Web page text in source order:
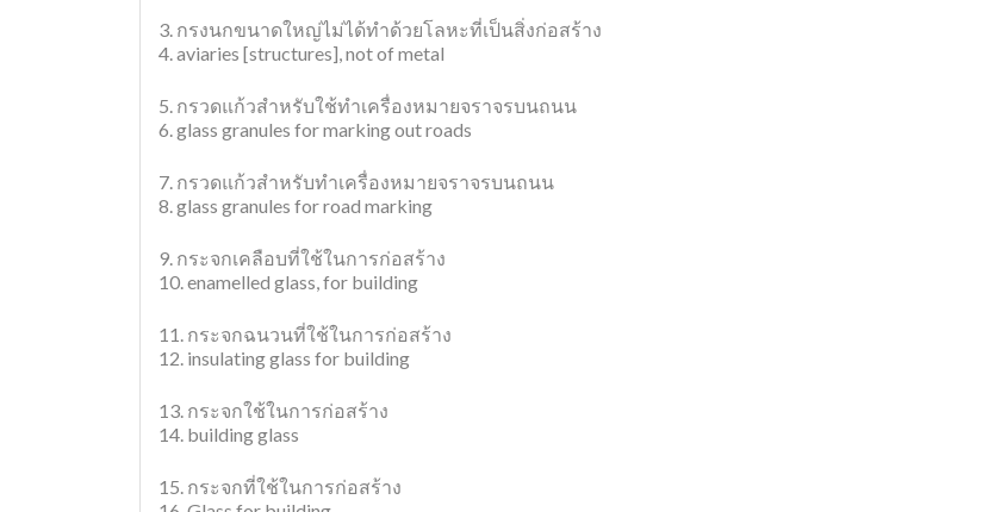
3. กรงนกขนาดใหญ่ไม่ได้ทำด้วยโลหะที่เป็นสิ่งก่อสร้าง
4. aviaries [structures], not of metal
5. กรวดแก้วสำหรับใช้ทำเครื่องหมายจราจรบนถนน
6. glass granules for marking out roads
7. กรวดแก้วสำหรับทำเครื่องหมายจราจรบนถนน
8. glass granules for road marking
9. กระจกเคลือบที่ใช้ในการก่อสร้าง
10. enamelled glass, for building
11. กระจกฉนวนที่ใช้ในการก่อสร้าง
12. insulating glass for building
13. กระจกใช้ในการก่อสร้าง
14. building glass
15. กระจกที่ใช้ในการก่อสร้าง